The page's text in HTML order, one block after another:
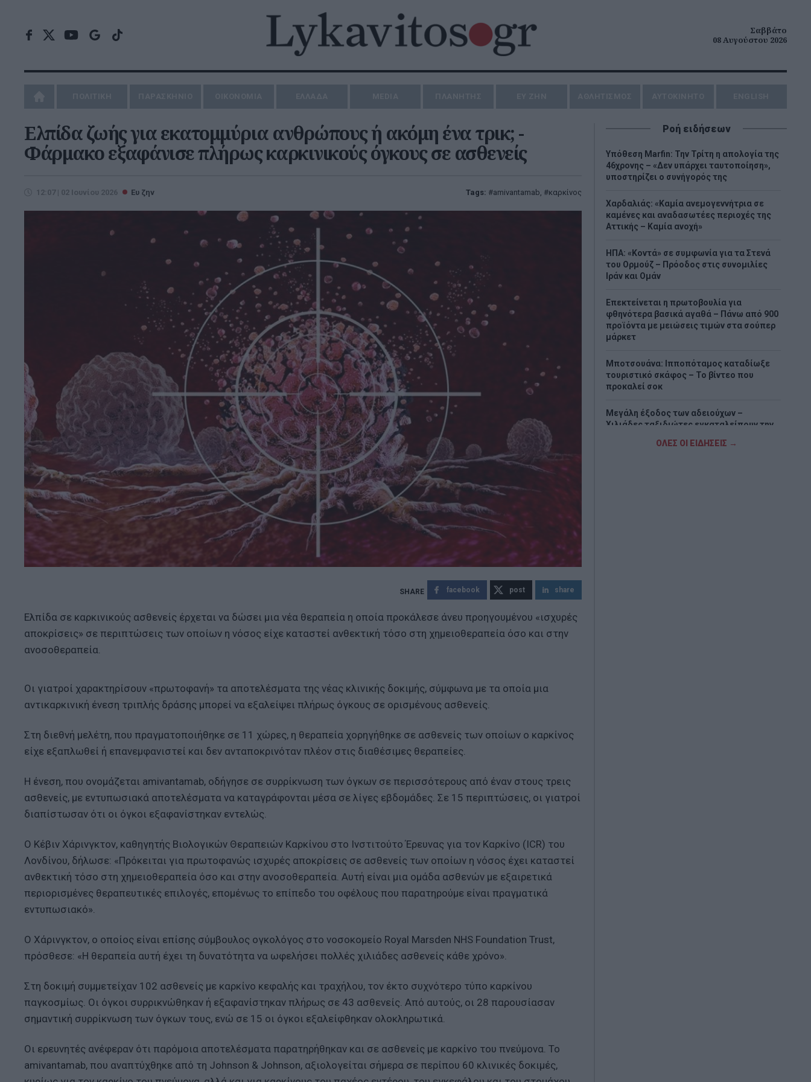
Σαββάτο
08 Αυγούστου 2026
Ελπίδα ζωής για εκατομμύρια ανθρώπους ή ακόμη ένα τρικ; -
Φάρμακο εξαφάνισε πλήρως καρκινικούς όγκους σε ασθενείς
12:07 | 02 Ιουνίου 2026 Ευ ζην Tags: amivantamab, καρκίνος
facebook post share
Ελπίδα σε καρκινικούς ασθενείς έρχεται να δώσει μια νέα θεραπεία η οποία προκάλεσε άνευ προηγουμένου «ισχυρές
αποκρίσεις» σε περιπτώσεις των οποίων η νόσος είχε καταστεί ανθεκτική τόσο στη χημειοθεραπεία όσο και στην
ανοσοθεραπεία.
Οι γιατροί χαρακτηρίσουν «πρωτοφανή» τα αποτελέσματα της νέας κλινικής δοκιμής, σύμφωνα με τα οποία μια
αντικαρκινική ένεση τριπλής δράσης μπορεί να εξαλείψει πλήρως όγκους σε ορισμένους ασθενείς.
Στη διεθνή μελέτη, που πραγματοποιήθηκε σε 11 χώρες, η θεραπεία χορηγήθηκε σε ασθενείς των οποίων ο καρκίνος
είχε εξαπλωθεί ή επανεμφανιστεί και δεν ανταποκρινόταν πλέον στις διαθέσιμες θεραπείες.
Η ένεση, που ονομάζεται amivantamab, οδήγησε σε συρρίκνωση των όγκων σε περισσότερους από έναν στους τρεις
ασθενείς, με εντυπωσιακά αποτελέσματα να καταγράφονται μέσα σε λίγες εβδομάδες. Σε 15 περιπτώσεις, οι γιατροί
διαπίστωσαν ότι οι όγκοι εξαφανίστηκαν εντελώς.
Ο Κέβιν Χάρινγκτον, καθηγητής Βιολογικών Θεραπειών Καρκίνου στο Ινστιτούτο Έρευνας για τον Καρκίνο (ICR) του
Λονδίνου, δήλωσε: «Πρόκειται για πρωτοφανώς ισχυρές αποκρίσεις σε ασθενείς των οποίων η νόσος έχει καταστεί
ανθεκτική τόσο στη χημειοθεραπεία όσο και στην ανοσοθεραπεία. Αυτή είναι μια ομάδα ασθενών με εξαιρετικά
περιορισμένες θεραπευτικές επιλογές, επομένως το επίπεδο του οφέλους που παρατηρούμε είναι πραγματικά
εντυπωσιακό».
Ο Χάρινγκτον, ο οποίος είναι επίσης σύμβουλος ογκολόγος στο νοσοκομείο Royal Marsden NHS Foundation Trust,
πρόσθεσε: «Η θεραπεία αυτή έχει τη δυνατότητα να ωφελήσει πολλές χιλιάδες ασθενείς κάθε χρόνο».
Στη δοκιμή συμμετείχαν 102 ασθενείς με καρκίνο κεφαλής και τραχήλου, τον έκτο συχνότερο τύπο καρκίνου
παγκοσμίως. Οι όγκοι συρρικνώθηκαν ή εξαφανίστηκαν πλήρως σε 43 ασθενείς. Από αυτούς, οι 28 παρουσίασαν
σημαντική συρρίκνωση των όγκων τους, ενώ σε 15 οι όγκοι εξαλείφθηκαν ολοκληρωτικά.
Οι ερευνητές ανέφεραν ότι παρόμοια αποτελέσματα παρατηρήθηκαν και σε ασθενείς με καρκίνο του πνεύμονα. Το
amivantamab, που αναπτύχθηκε από τη Johnson & Johnson, αξιολογείται σήμερα σε περίπου 60 κλινικές δοκιμές,
Ροή ειδήσεων
Υπόθεση Marfin: Την Τρίτη η απολογία της
46χρονης – «Δεν υπάρχει ταυτοποίηση»,
υποστηρίζει ο συνήγορός της
Χαρδαλιάς: «Καμία ανεμογεννήτρια σε
καμένες και αναδασωτέες περιοχές της
Αττικής – Καμία ανοχή»
ΗΠΑ: «Κοντά» σε συμφωνία για τα Στενά
του Ορμούζ – Πρόοδος στις συνομιλίες
Ιράν και Ομάν
Επεκτείνεται η πρωτοβουλία για
φθηνότερα βασικά αγαθά – Πάνω από 900
προϊόντα με μειώσεις τιμών στα σούπερ
μάρκετ
Μποτσουάνα: Ιπποπόταμος καταδίωξε
τουριστικό σκάφος – Το βίντεο που
προκαλεί σοκ
Μεγάλη έξοδος των αδειούχων –
Χιλιάδες ταξιδιώτες εγκαταλείπουν την
ΟΛΕΣ ΟΙ ΕΙΔΗΣΕΙΣ →